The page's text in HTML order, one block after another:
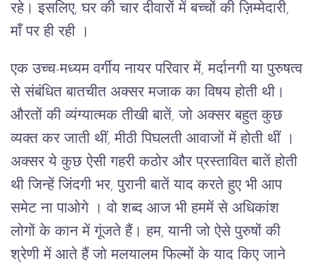
रहे। इसलिए, घर की चार दीवारों में बच्चों की ज़िम्मेदारी,
माँ पर ही रही ।
एक उच्च-मध्यम वर्गीय नायर परिवार में, मर्दानगी या पुरुषत्व
से संबंधित बातचीत अक्सर मजाक का विषय होती थी।
औरतों की व्यंग्यात्मक तीखी बातें, जो अक्सर बहुत कुछ
व्यक्त कर जाती थीं, मीठी पिघलती आवाजों में होती थीं ।
अक्सर ये कुछ ऐसी गहरी कठोर और प्रस्तावित बातें होती
थी जिन्हें जिंदगी भर, पुरानी बातें याद करते हुए भी आप
समेट ना पाओगे । वो शब्द आज भी हममें से अधिकांश
लोगों के कान में गूंजते हैं। हम, यानी जो ऐसे पुरुषों की
श्रेणी में आते हैं जो मलयालम फिल्मों के याद किए जाने